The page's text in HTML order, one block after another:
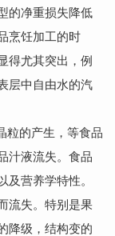
的净重损失降低
烹饪加工的时
得尤其突出，例
层中自由水的汽
粒的产生，等食品
汁液流失。食品
营养学特性。
流失。特别是果
降级，结构变的